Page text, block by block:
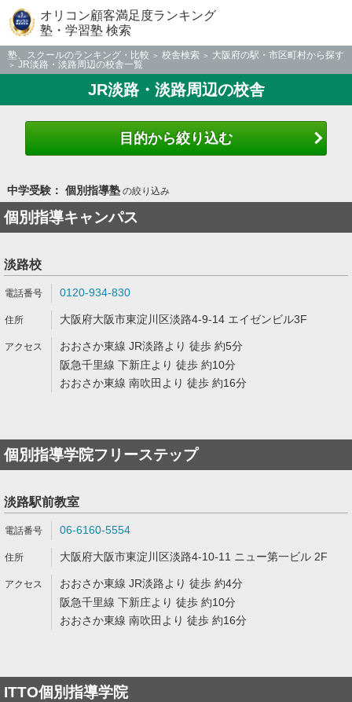
オリコン顧客満足度ランキング
塾・学習塾 検索
塾、スクールのランキング・比較 校舎検索
大阪府の駅・市区町村から探す
JR淡路・淡路周辺の校舎一覧
JR淡路・淡路周辺の校舎
目的から絞り込む
中学受験： 個別指導塾の絞り込み
個別指導キャンパス
淡路校
0120-934-830
大阪府大阪市東淀川区淡路4-9-14 エイゼンビル3F
おおさか東線 JR淡路より 徒歩 約5分
阪急千里線 下新庄より 徒歩 約10分
おおさか東線 南吹田より 徒歩 約16分
個別指導学院フリーステップ
淡路駅前教室
06-6160-5554
大阪府大阪市東淀川区淡路4-10-11 ニュー第一ビル 2F
おおさか東線 JR淡路より 徒歩 約4分
阪急千里線 下新庄より 徒歩 約10分
おおさか東線 南吹田より 徒歩 約16分
ITTO個別指導学院